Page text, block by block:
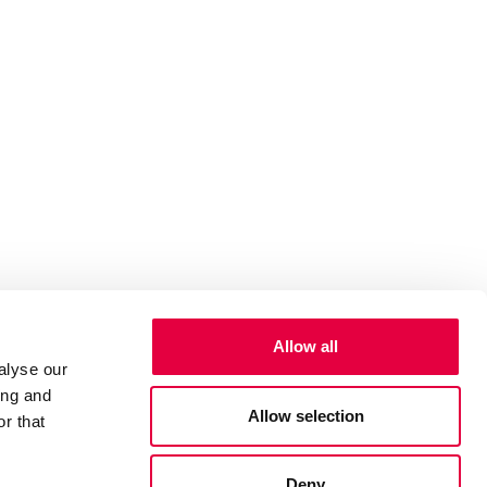
our
and
that
Allow all
Allow selection